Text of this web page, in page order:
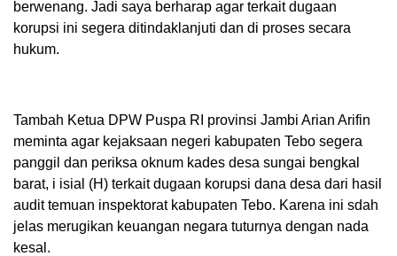
berwenang. Jadi saya berharap agar terkait dugaan
korupsi ini segera ditindaklanjuti dan di proses secara
hukum.
Tambah Ketua DPW Puspa RI provinsi Jambi Arian Arifin
meminta agar kejaksaan negeri kabupaten Tebo segera
panggil dan periksa oknum kades desa sungai bengkal
barat, i isial (H) terkait dugaan korupsi dana desa dari hasil
audit temuan inspektorat kabupaten Tebo. Karena ini sdah
jelas merugikan keuangan negara tuturnya dengan nada
kesal.